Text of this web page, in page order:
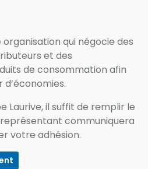
qui négocie des
et des
de consommation afin
Laurive, il suffit de remplir le
communiquera
votre adhésion.